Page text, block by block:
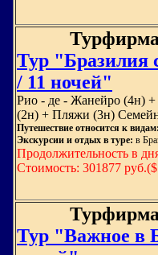
Тур "Бразилия
/ 11 ночей"
Рио - де - Жанейро (4н)
(2н) + Пляжи (3н)
Путешествие относится к видам:
Экскурсии и отдых в туре: в
Продолжительность в
Стоимость: 301877 руб.($
Тур "Важное в